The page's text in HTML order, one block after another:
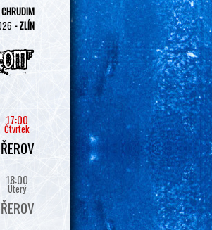
CHRUDIM
- ZLÍN
17:00
Čtvrtek
18:00
Úterý